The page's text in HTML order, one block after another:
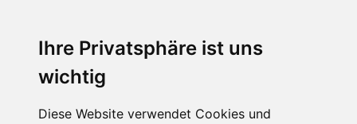
Ihre Privatsphäre ist uns
wichtig
Diese Website verwendet Cookies und